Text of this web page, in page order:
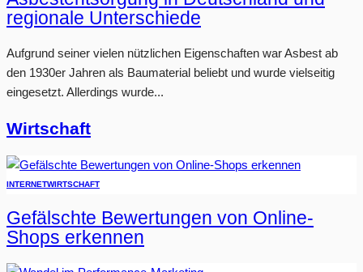
regionale Unterschiede
Aufgrund seiner vielen nützlichen Eigenschaften war Asbest ab
den 1930er Jahren als Baumaterial beliebt und wurde vielseitig
eingesetzt. Allerdings wurde...
Wirtschaft
INTERNETWIRTSCHAFT
Gefälschte Bewertungen von Online-
Shops erkennen